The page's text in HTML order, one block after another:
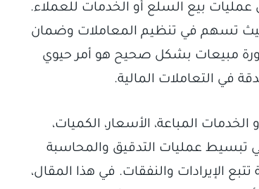
بيع السلع أو الخدمات للعملاء.
حيث تسهم في تنظيم المعاملات وضمان
مبيعات بشكل صحيح هو أمر حيوي
في التعاملات المالية.
المباعة، الأسعار، الكميات،
تبسيط عمليات التدقيق والمحاسبة
الإيرادات والنفقات. في هذا المقال،